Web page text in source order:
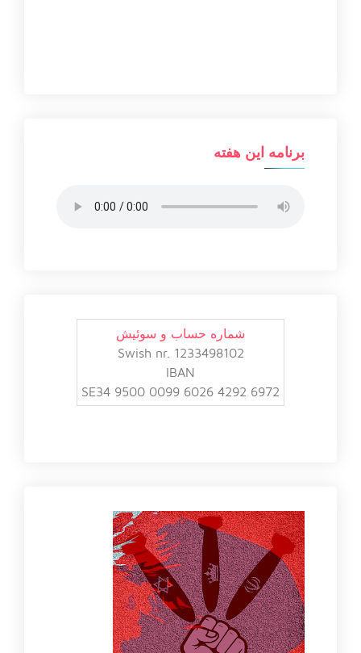
برنامه این هفته
شماره حساب و سوئیش
Swish nr. 1233498102
IBAN
SE34 9500 0099 6026 4292 6972